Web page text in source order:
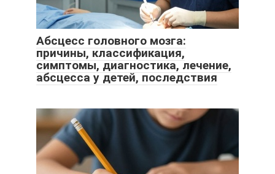
Абсцесс головного мозга:
причины, классификация,
симптомы, диагностика, лечение,
абсцесса у детей, последствия